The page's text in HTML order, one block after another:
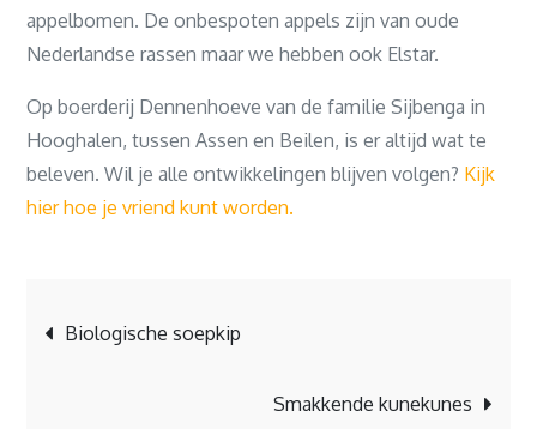
appelbomen. De onbespoten appels zijn van oude
Nederlandse rassen maar we hebben ook Elstar.
Op boerderij Dennenhoeve van de familie Sijbenga in
Hooghalen, tussen Assen en Beilen, is er altijd wat te
beleven. Wil je alle ontwikkelingen blijven volgen? Kijk
hier hoe je vriend kunt worden.
navigatie
Biologische soepkip
Smakkende kunekunes